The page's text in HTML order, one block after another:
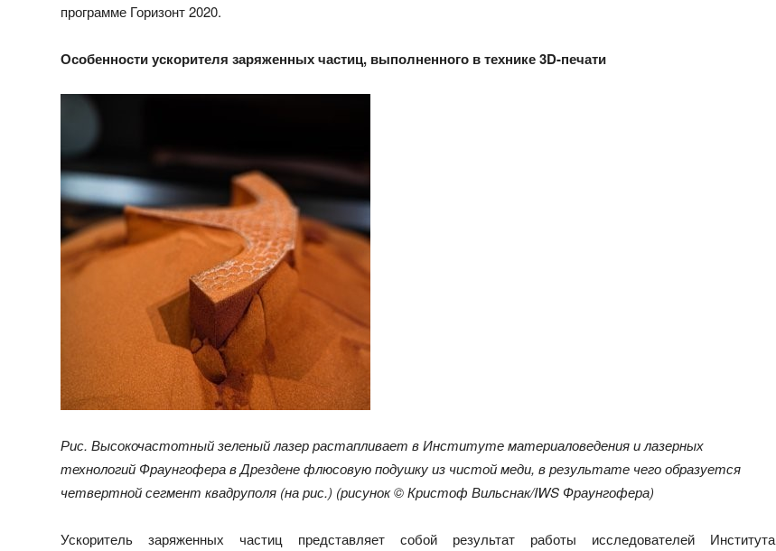
программе Горизонт 2020.
Особенности ускорителя заряженных частиц, выполненного в технике 3D-печати
Рис. Высокочастотный зеленый лазер растапливает в Институте материаловедения и лазерных
технологий Фраунгофера в Дрездене флюсовую подушку из чистой меди, в результате чего образуется
четвертной сегмент квадруполя (на рис.) (рисунок© Кристоф Вильснак/IWS Фраунгофера)
Ускоритель заряженных частиц представляет собой результат работы исследователей Института